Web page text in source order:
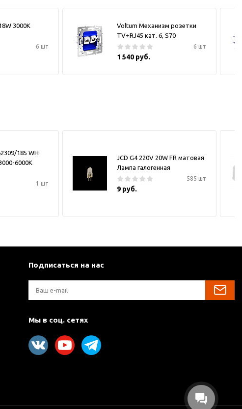
3000К
6 шт
Voltum Механизм розетки
TV+RJ45 кат. 6, S70
6 шт
1 540 руб.
185 WH
6000K
1 шт
JCD G4 220V 20W FR матовая
Лампа галогенная
585 шт
9 руб.
Подписаться на нас
Мы в соц. сетях